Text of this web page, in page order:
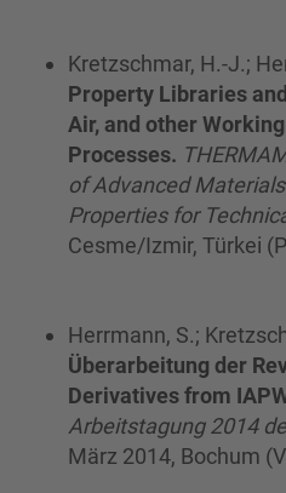
Kretzschmar, H.-J.;
Property Libraries
Air, and other
Processes.
of Advanced
Properties for
Cesme/Izmir, Türkei
Herrmann, S.;
Überarbeitung der
Derivatives from
Arbeitstagung 2014
März 2014, Bochum